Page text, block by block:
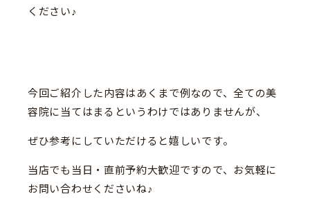
ください♪
今回ご紹介した内容はあくまで例なので、全ての美
容院に当てはまるというわけではありませんが、
ぜひ参考にしていただけると嬉しいです。
当店でも当日・直前予約大歓迎ですので、お気軽に
お問い合わせくださいね♪